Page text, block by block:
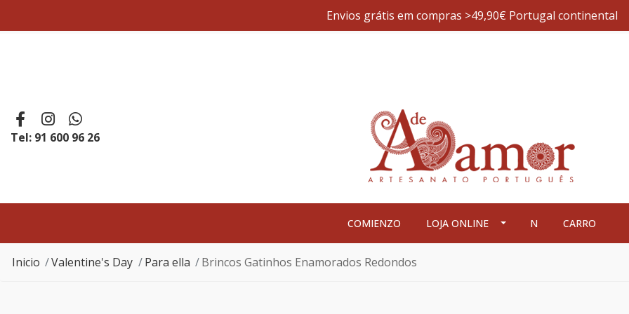
Envios grátis em compras >49,90€ Portugal continental
Tel: 91 600 96 26
COMIENZO LOJA ONLINE N CARRO
Inicio Valentine's Day Para ella Brincos Gatinhos Enamorados Redondos